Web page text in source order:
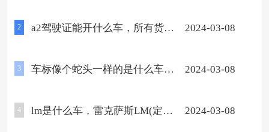
2 a2驾驶证能开什么车，所有货车 2024-03-08
3 车标像个蛇头一样的是什么车，
型)
2024-03-08
4 lm是什么车，雷克萨斯LM(定位 2024-03-08